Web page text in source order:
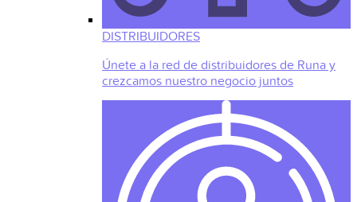
DISTRIBUIDORES
Únete a la red de distribuidores de Runa y
crezcamos nuestro negocio juntos